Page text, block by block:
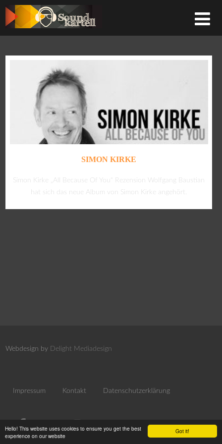
Got it!
Hello! This website uses cookies to ensure you get the best
experience on our website
SIMON KIRKE
Simon Kirke „All Because Of You“ Rezension Wolfgang Baustian
hat sich das neue Album von Simon Kirke angehört.
Webdesign by Delight Mediadesign
Impressum Kontakt Datenschutzerklärung